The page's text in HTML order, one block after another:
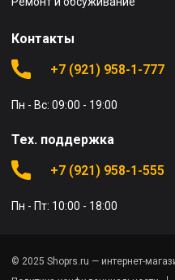
Контакты
+7 (921) 958-1-777
Пн - Вс: 09:00 - 19:00
Тех. поддержка
+7 (921) 958-1-555
Пн - Пт: 10:00 - 18:00
© 2025 Shoprs.ru — интернет-